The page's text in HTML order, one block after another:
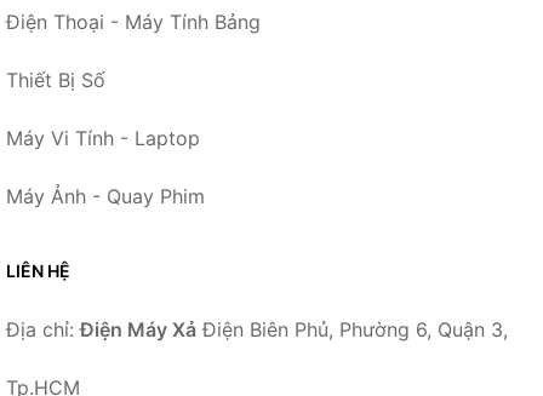
Điện Thoại - Máy Tính Bảng
Thiết Bị Số
Máy Vi Tính - Laptop
Máy Ảnh - Quay Phim
LIÊN HỆ
Địa chỉ:Điện Máy Xả Điện Biên Phủ, Phường 6, Quận 3,
Tp.HCM